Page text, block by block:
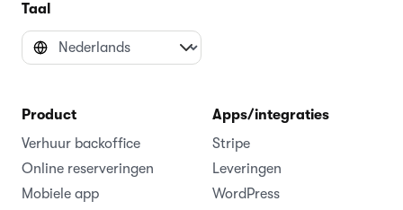
Taal
Product
Verhuur backoffice
Online reserveringen
Mobiele app
Apps/integraties
Stripe
Leveringen
WordPress